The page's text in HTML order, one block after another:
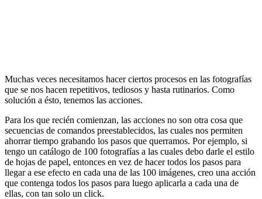
Muchas veces necesitamos hacer ciertos procesos en las fotografías
que se nos hacen repetitivos, tediosos y hasta rutinarios. Como
solución a ésto, tenemos las acciones.
Para los que recién comienzan, las acciones no son otra cosa que
secuencias de comandos preestablecidos, las cuales nos permiten
ahorrar tiempo grabando los pasos que querramos. Por ejemplo, si
tengo un catálogo de 100 fotografías a las cuales debo darle el estilo
de hojas de papel, entonces en vez de hacer todos los pasos para
llegar a ese efecto en cada una de las 100 imágenes, creo una acción
que contenga todos los pasos para luego aplicarla a cada una de
ellas, con tan solo un click.